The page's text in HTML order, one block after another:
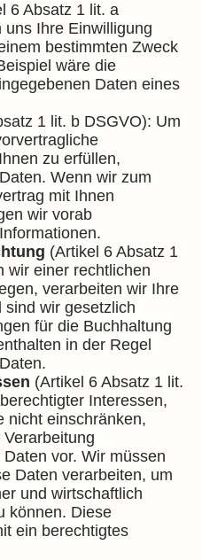
6 Absatz 1 lit. a
Ihre Einwilligung
bestimmten Zweck
wäre die
Daten eines
1 lit. b DSGVO): Um
zu erfüllen,
Wenn wir zum
mit Ihnen
wir vorab
(Artikel 6 Absatz 1
wir einer rechtlichen
verarbeiten wir Ihre
sind wir gesetzlich
für die Buchhaltung
in der Regel
(Artikel 6 Absatz 1 lit.
Interessen,
nicht einschränken,
vor. Wir müssen
Daten verarbeiten, um
und wirtschaftlich
können. Diese
ein berechtigtes